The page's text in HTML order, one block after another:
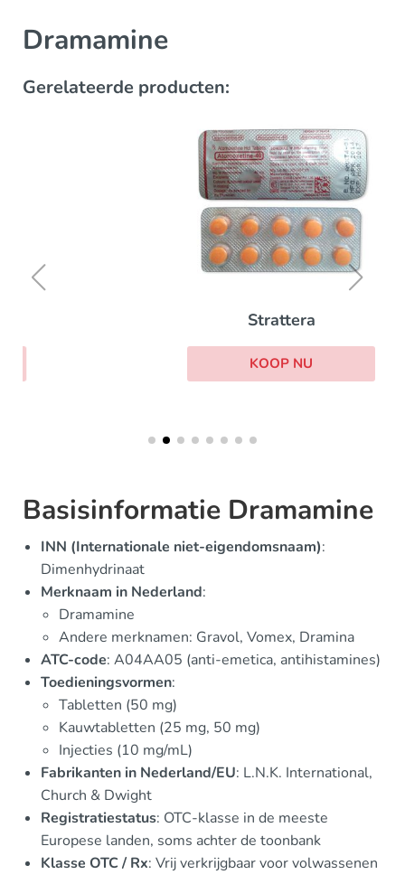
Dramamine
Gerelateerde producten:
Basisinformatie Dramamine
INN (Internationale niet-eigendomsnaam):
Dimenhydrinaat
Merknaam in Nederland:
Dramamine
Andere merknamen: Gravol, Vomex, Dramina
ATC-code: A04AA05 (anti-emetica, antihistamines)
Toedieningsvormen:
Tabletten (50 mg)
Kauwtabletten (25 mg, 50 mg)
Injecties (10 mg/mL)
Fabrikanten in Nederland/EU: L.N.K. International,
Church & Dwight
Registratiestatus: OTC-klasse in de meeste
Europese landen, soms achter de toonbank
Klasse OTC / Rx: Vrij verkrijgbaar voor volwassenen